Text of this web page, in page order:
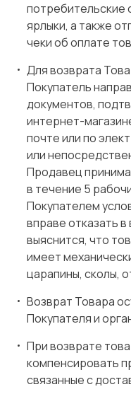
потребительские
ярлыки, а также
чеки об оплате
Для возврата
Покупатель
документов,
интернет-
почте или по
или
Продавец
в течение 5
Покупателем
вправе отказать
выяснится, что
имеет
царапины, сколы,
Возврат Товара
Покупателя и
При возврате
компенсировать
связанные с